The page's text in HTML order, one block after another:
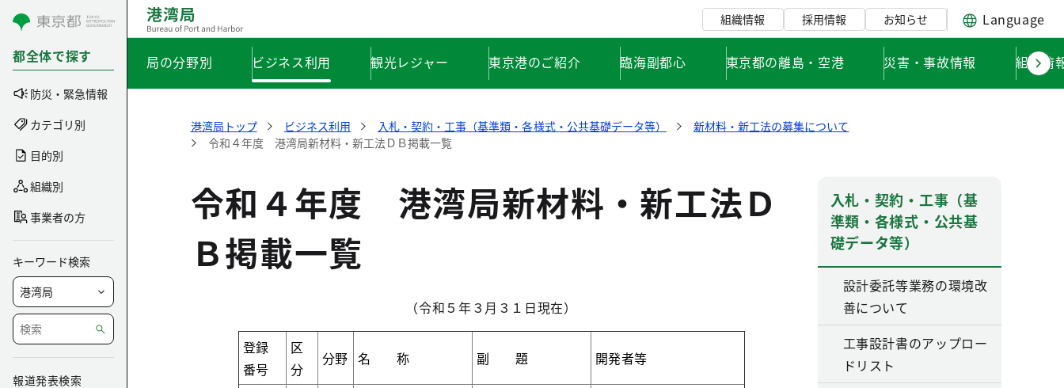
コンテンツにスキップ
都全体で探す
防災・緊急情報
カテゴリ別
目的別
組織別
事業者の方
キーワード検索
報道発表検索
組織情報 採用情報 お知らせ Language
局の分野別 ビジネス利用 観光レジャー 東京港のご紹介 臨海副都心 東京都の離島・空港 災害・事故情報 組織情
港湾局トップ ビジネス利用 入札・契約・工事（基準類・各様式・公共基礎データ等）
新材料・新工法の募集について
令和４年度 港湾局新材料・新工法ＤＢ掲載一覧
令和４年度 港湾局新材料・新工法Ｄ
Ｂ掲載一覧
（令和５年３月３１日現在）
登録
番号
区
分
分野 名 称 副 題 開発者等
入札・契約・工事（基
準類・各様式・公共基
礎データ等）
設計委託等業務の環境改
善について
工事設計書のアップロー
ドリスト